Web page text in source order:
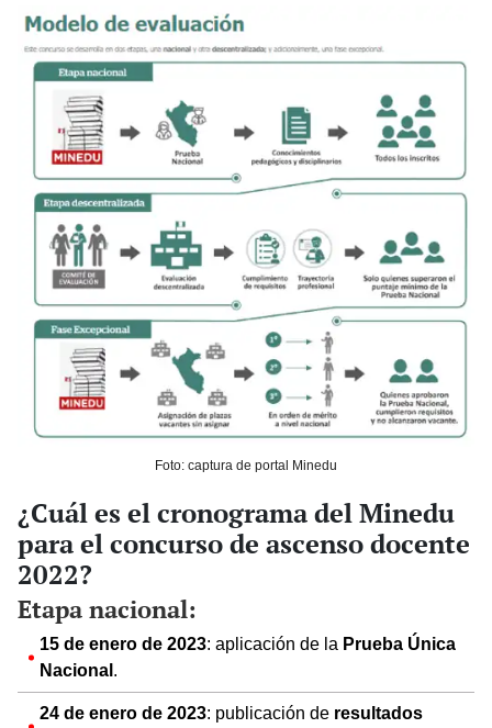
Foto: captura de portal Minedu
¿Cuál es el cronograma del Minedu
para el concurso de ascenso docente
2022?
Etapa nacional:
15 de enero de 2023: aplicación de la Prueba Única
Nacional.
24 de enero de 2023: publicación de resultados